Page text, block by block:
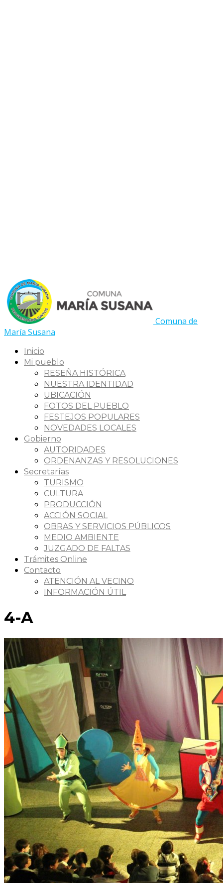
Comuna de
María Susana
Inicio
Mi pueblo
RESEÑA HISTÓRICA
NUESTRA IDENTIDAD
UBICACIÓN
FOTOS DEL PUEBLO
FESTEJOS POPULARES
NOVEDADES LOCALES
Gobierno
AUTORIDADES
ORDENANZAS Y RESOLUCIONES
Secretarías
TURISMO
CULTURA
PRODUCCIÓN
ACCIÓN SOCIAL
OBRAS Y SERVICIOS PÚBLICOS
MEDIO AMBIENTE
JUZGADO DE FALTAS
Trámites Online
Contacto
ATENCIÓN AL VECINO
INFORMACIÓN ÚTIL
4-A